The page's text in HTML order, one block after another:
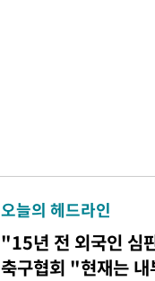
오늘의 헤드라인
"15년 전 외국인 심
축구협회 "현재는